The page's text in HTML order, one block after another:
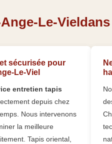
Le-
sécurisée pour
Le-Viel
entretien tapis
depuis chez
Nous intervenons
la meilleure
Tapis oriental,